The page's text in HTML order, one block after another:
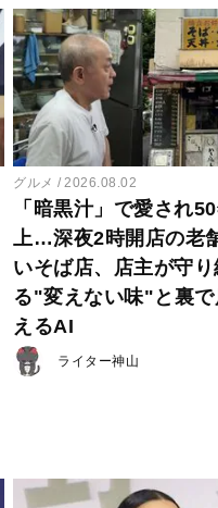
グルメ 2026.08.02
「暗黒汁」で愛され
上…深夜2時開店の老
いそば店、店主が守
る"変えない味"と裏で
えるAI
ライター神山